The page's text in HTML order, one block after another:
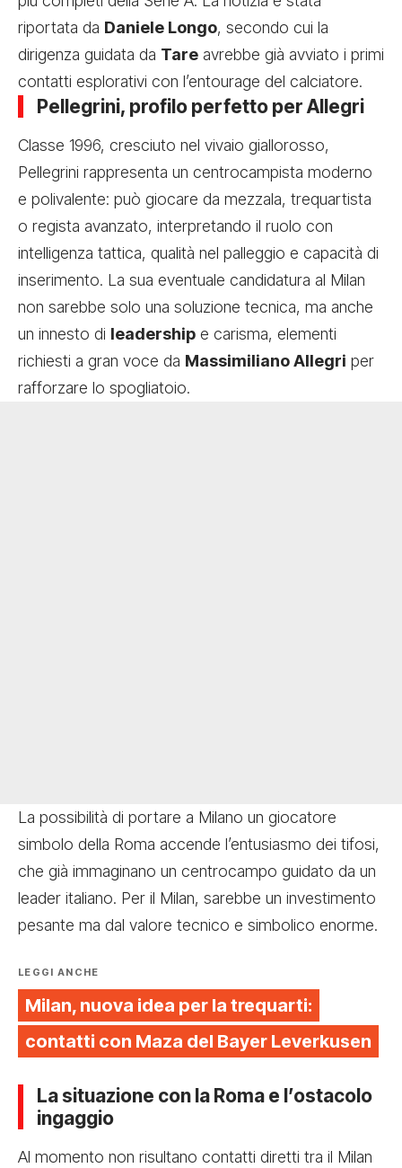
riportata da Daniele Longo, secondo cui la
dirigenza guidata da Tare avrebbe già avviato i primi
contatti esplorativi con l’entourage del calciatore.
Pellegrini, profilo perfetto per Allegri
Classe 1996, cresciuto nel vivaio giallorosso,
Pellegrini rappresenta un centrocampista moderno
e polivalente: può giocare da mezzala, trequartista
o regista avanzato, interpretando il ruolo con
intelligenza tattica, qualità nel palleggio e capacità di
inserimento. La sua eventuale candidatura al Milan
non sarebbe solo una soluzione tecnica, ma anche
un innesto di leadership e carisma, elementi
richiesti a gran voce da Massimiliano Allegri per
rafforzare lo spogliatoio.
La possibilità di portare a Milano un giocatore
simbolo della Roma accende l’entusiasmo dei tifosi,
che già immaginano un centrocampo guidato da un
leader italiano. Per il Milan, sarebbe un investimento
pesante ma dal valore tecnico e simbolico enorme.
LEGGI ANCHE
Milan, nuova idea per la trequarti:
contatti con Maza del Bayer Leverkusen
La situazione con la Roma e l’ostacolo
ingaggio
Al momento non risultano contatti diretti tra il Milan